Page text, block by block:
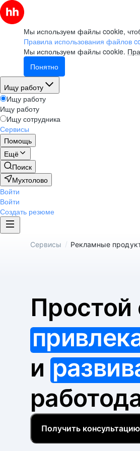
Мы используем файлы cookie,
Правила использования файлов
Мы используем файлы cookie.
Понятно
Ищу работу
Ищу работу
Ищу работу
Ищу сотрудника
Сервисы
Помощь
Ещё
Поиск
Мухтолово
Войти
Войти
Создать резюме
Сервисы / Рекламные
Простой
и
Получить консультацию